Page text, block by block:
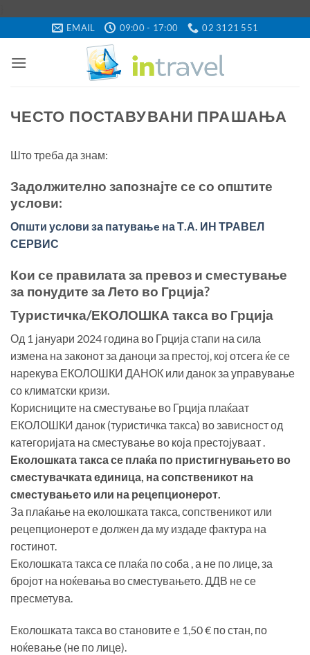
content
EMAIL 09:00 - 17:00 02 3121 551
ЧЕСТО ПОСТАВУВАНИ ПРАШАЊА
Што треба да знам:
Задолжително запознајте се со општите
услови:
Општи услови за патувањe на Т.А. ИН ТРАВЕЛ
СЕРВИС
Кои се правилата за превоз и сместување
за понудите за Лето во Грција?
Туристичка/ЕКОЛОШКА такса во Грција
Од 1 јануари 2024 година во Грција стапи на сила
измена на законот за даноци за престој, кој отсега ќе се
нарекува ЕКОЛОШКИ ДАНОК или данок за управување
со климатски кризи.
Корисниците на сместување во Грција плаќаат
ЕКОЛОШКИ данок (туристичка такса) во зависност од
категоријата на сместување во која престојуваат .
Еколошката такса се плаќа по пристигнувањето во
сместувачката единица, на сопственикот на
сместувањето или на рецепционерот.
За плаќање на еколошката такса, сопственикот или
рецепционерот е должен да му издаде фактура на
гостинот.
Еколошката такса се плаќа по соба , а не по лице, за
бројот на ноќевања во сместувањето. ДДВ не се
пресметува.
Еколошката такса во становите е 1,50 € по стан, по
ноќевање (не по лице).